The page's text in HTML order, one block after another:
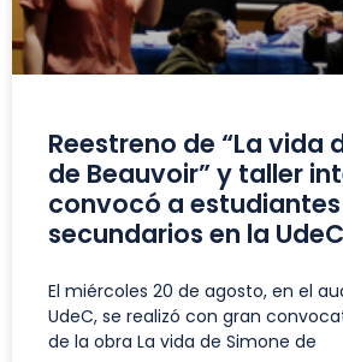
Reestreno de “La vida
de Beauvoir” y taller
convocó a estudiantes
secundarios en la UdeC
El miércoles 20 de agosto, en el
UdeC, se realizó con gran
de la obra La vida de Simone de